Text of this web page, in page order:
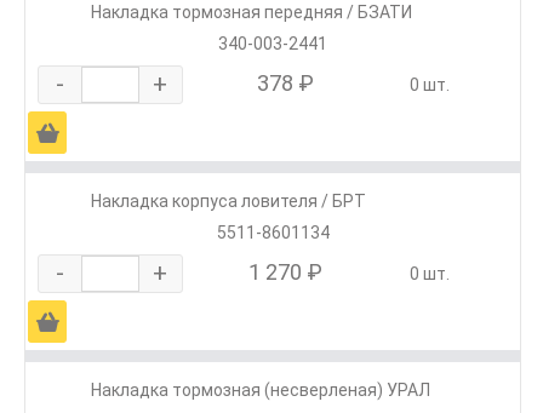
Накладка тормозная передняя / БЗАТИ
340-003-2441
- + 378 ₽ 0 шт.
Ä
Накладка корпуса ловителя / БРТ
5511-8601134
- + 1 270 ₽ 0 шт.
Ä
Накладка тормозная (несверленая) УРАЛ